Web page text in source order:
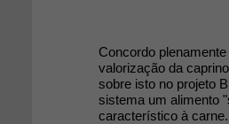
Concordo
valorização da
sobre isto no projeto
sistema um alimento
característico à carne.